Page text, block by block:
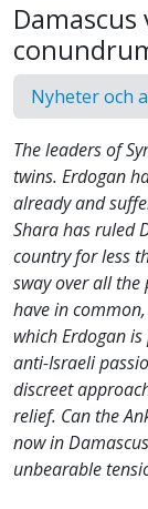
Damascus
Nyheter och
The leaders of
twins. Erdogan
already and
Shara has ruled
country for less
sway over all the
have in
which Erdogan
anti-Israeli
discreet
relief. Can the
now in
unbearable